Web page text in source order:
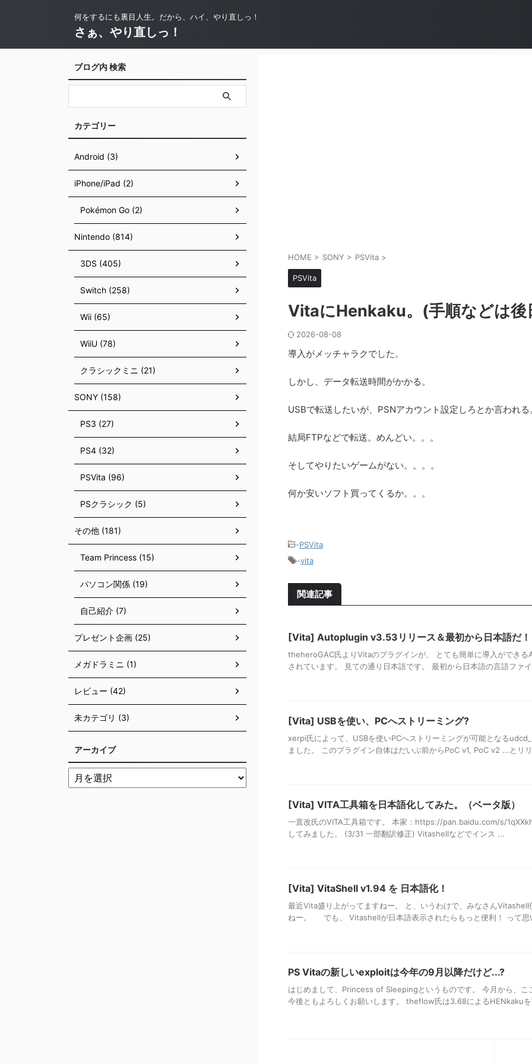
何をするにも裏目人生。だから、ハイ、やり直しっ！
さぁ、やり直しっ！
HOME > SONY > PSVita >
PSVita
VitaにHenkaku。(手順などは後
2026-08-08
導入がメッチャラクでした。
しかし、データ転送時間がかかる。
USBで転送したいが、PSNアカウント設定しろとか言われる
結局FTPなどで転送。めんどい。。。
そしてやりたいゲームがない。。。。
何か安いソフト買ってくるか。。。
-PSVita
-vita
関連記事
[Vita] Autoplugin v3.53リリース＆最初から日本語だ！
theheroGAC氏よりVitaのプラグインが、 とても簡単に導入ができ
されています。 見ての通り日本語です。 最初から日本語の言語ファ
[Vita] USBを使い、PCへストリーミング?
xerpi氏によって、USBを使いPCへストリーミングが可能となる
ました。 このプラグイン自体はだいぶ前からPoC v1, PoC v2 ...とリ
[Vita] VITA工具箱を日本語化してみた。（ベータ版）
一直改氏のVITA工具箱です。 本家：https://pan.baidu.com/s/
してみました。 (3/31 一部翻訳修正) Vitashellなどでインス ...
[Vita] VitaShell v1.94 を 日本語化！
最近Vita盛り上がってますねー。 と、いうわけで、みなさん
ねー。 でも、 Vitashellが日本語表示されたらもっと便利！ って思
PS Vitaの新しいexploitは今年の9月以降だけど...?
はじめまして、Princess of Sleepingというものです。 今月から、こ
今後ともよろしくお願いします。 theflow氏は3.68によるHENkaku
ブログ内 検索
カテゴリー
Android (3)
iPhone/iPad (2)
Pokémon Go (2)
Nintendo (814)
3DS (405)
Switch (258)
Wii (65)
WiiU (78)
クラシックミニ (21)
SONY (158)
PS3 (27)
PS4 (32)
PSVita (96)
PSクラシック (5)
その他 (181)
Team Princess (15)
パソコン関係 (19)
自己紹介 (7)
プレゼント企画 (25)
メガドラミニ (1)
レビュー (42)
未カテゴリ (3)
アーカイブ